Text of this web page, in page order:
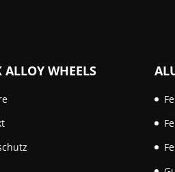
ALLOY WHEELS